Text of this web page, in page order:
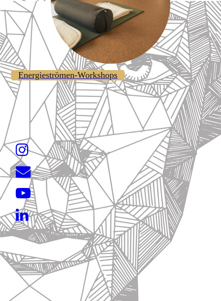
Energieströmen-Workshops